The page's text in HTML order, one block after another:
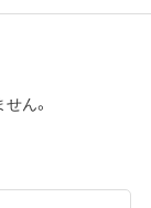
ん。